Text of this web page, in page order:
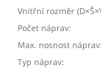
Vnitřní rozměr
Počet náprav:
Max. nosnost náprav:
Typ náprav: